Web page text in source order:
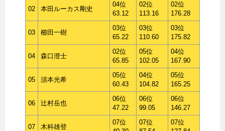
02 本田ルーカス剛史
04位
63.12
02位
113.16
02位
176.28
03 櫛田一樹
03位
65.22
03位
110.60
03位
175.82
04 森口澄士
02位
65.85
05位
102.05
04位
167.90
05 須本光希
05位
60.43
04位
104.82
05位
165.25
06 辻村岳也
06位
47.22
06位
99.05
06位
146.27
07 木科雄登
07位
07位
07位